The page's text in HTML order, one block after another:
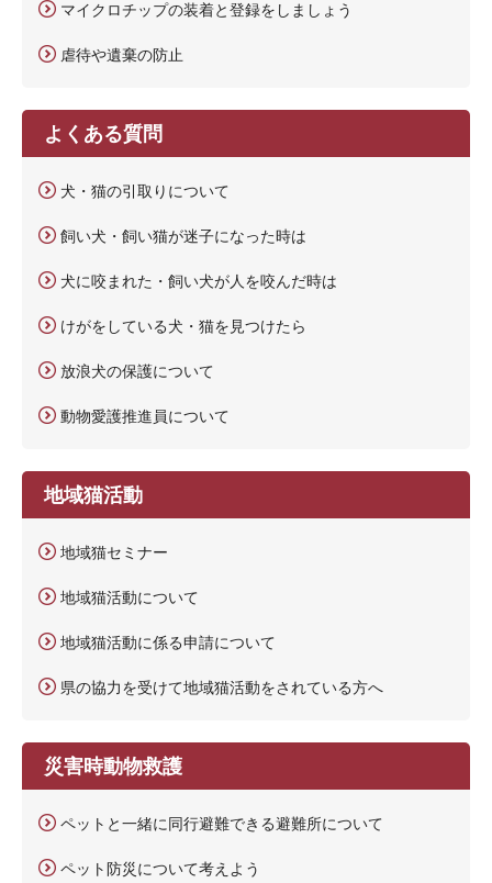
マイクロチップの装着と登録をしましょう
虐待や遺棄の防止
よくある質問
犬・猫の引取りについて
飼い犬・飼い猫が迷子になった時は
犬に咬まれた・飼い犬が人を咬んだ時は
けがをしている犬・猫を見つけたら
放浪犬の保護について
動物愛護推進員について
地域猫活動
地域猫セミナー
地域猫活動について
地域猫活動に係る申請について
県の協力を受けて地域猫活動をされている方へ
災害時動物救護
ペットと一緒に同行避難できる避難所について
ペット防災について考えよう